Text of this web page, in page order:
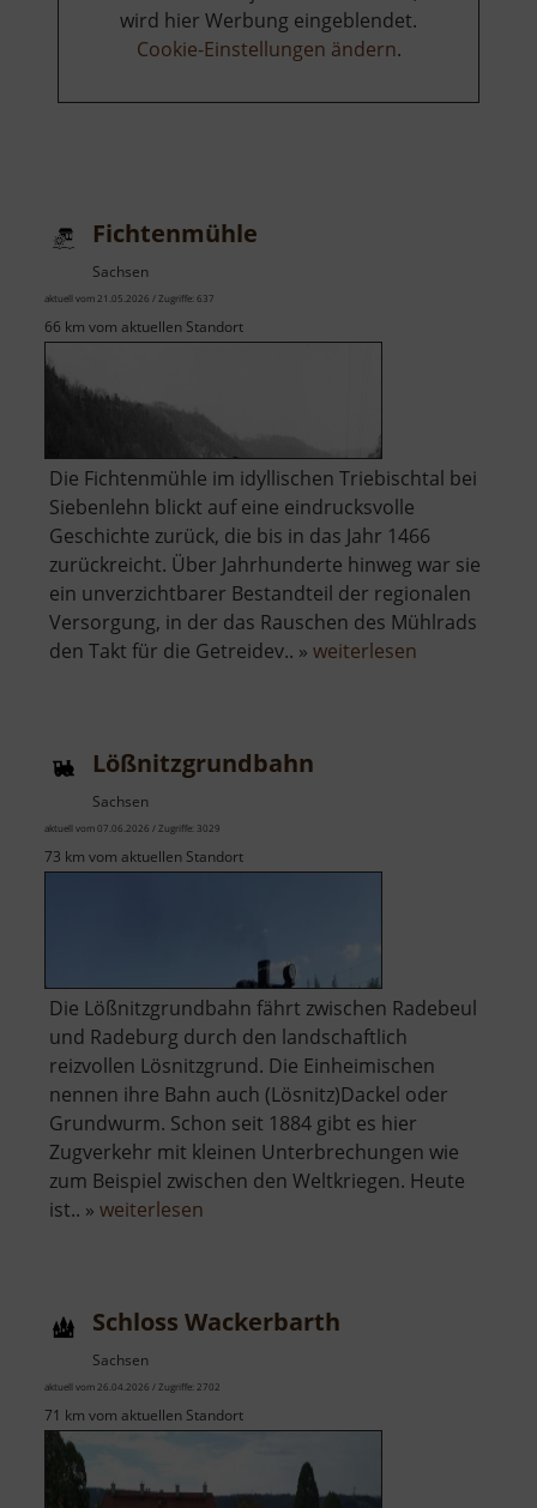
wird hier Werbung eingeblendet.
Cookie-Einstellungen ändern.
Fichtenmühle
Sachsen
aktuell vom 21.05.2026 / Zugriffe: 637
66 km vom aktuellen Standort
Die Fichtenmühle im idyllischen Triebischtal bei
Siebenlehn blickt auf eine eindrucksvolle
Geschichte zurück, die bis in das Jahr 1466
zurückreicht. Über Jahrhunderte hinweg war sie
ein unverzichtbarer Bestandteil der regionalen
Versorgung, in der das Rauschen des Mühlrads
den Takt für die Getreidev.. » weiterlesen
Lößnitzgrundbahn
Sachsen
aktuell vom 07.06.2026 / Zugriffe: 3029
73 km vom aktuellen Standort
Die Lößnitzgrundbahn fährt zwischen Radebeul
und Radeburg durch den landschaftlich
reizvollen Lösnitzgrund. Die Einheimischen
nennen ihre Bahn auch (Lösnitz)Dackel oder
Grundwurm. Schon seit 1884 gibt es hier
Zugverkehr mit kleinen Unterbrechungen wie
zum Beispiel zwischen den Weltkriegen. Heute
ist.. » weiterlesen
Schloss Wackerbarth
Sachsen
aktuell vom 26.04.2026 / Zugriffe: 2702
71 km vom aktuellen Standort